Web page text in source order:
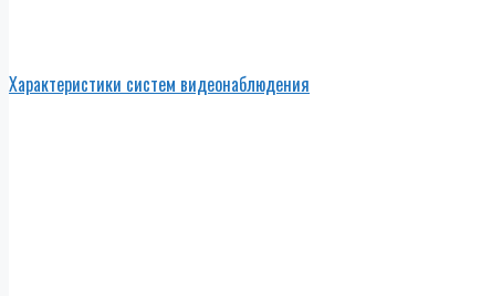
Характеристики систем видеонаблюдения